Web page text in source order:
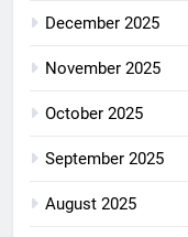
December 2025
November 2025
October 2025
September 2025
August 2025